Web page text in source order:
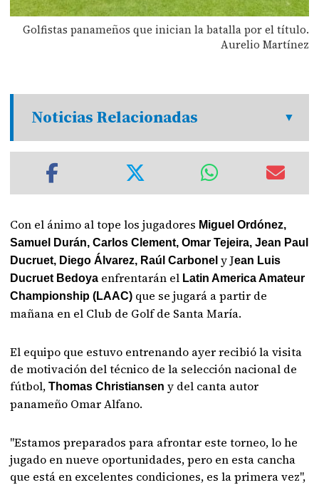
Golfistas panameños que inician la batalla por el título.
Aurelio Martínez
Noticias Relacionadas
Con el ánimo al tope los jugadores Miguel Ordónez,
Samuel Durán, Carlos Clement, Omar Tejeira, Jean Paul
Ducruet, Diego Álvarez, Raúl Carbonely Jean Luis
Ducruet Bedoya enfrentarán el Latin America Amateur
Championship (LAAC) que se jugará a partir de
mañana en el Club de Golf de Santa María.
El equipo que estuvo entrenando ayer recibió la visita
de motivación del técnico de la selección nacional de
fútbol,Thomas Christiansen y del canta autor
panameño Omar Alfano.
"Estamos preparados para afrontar este torneo, lo he
jugado en nueve oportunidades, pero en esta cancha
que está en excelentes condiciones, es la primera vez",